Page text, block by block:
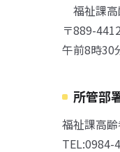
福祉課高
〒889-
午前8時30
所管部
福祉課高
TEL:0984-